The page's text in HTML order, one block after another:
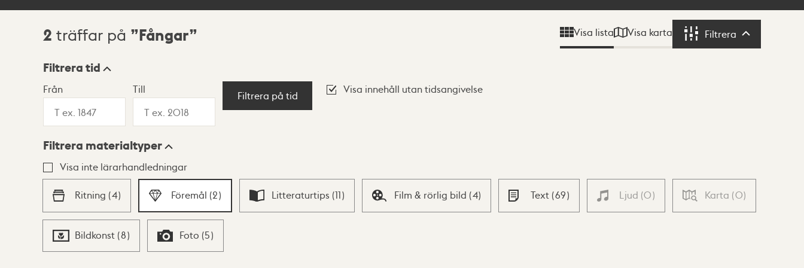
Sökresultat
2 träffar på Fångar Visa lista Visa karta Filtrera Filtrera
Visningsläge
Lista Karta
Filtrera tid
Från Till
Filtrera på tid
Visa innehåll utan tidsangivelse
Filtrera materialtyper
Visa inte lärarhandledningar
Ritning (4) Föremål (2) Litteraturtips (11) Film & rörlig bild (4) Text (69) Ljud (0) Karta (0)
Bildkonst (8) Foto (5)